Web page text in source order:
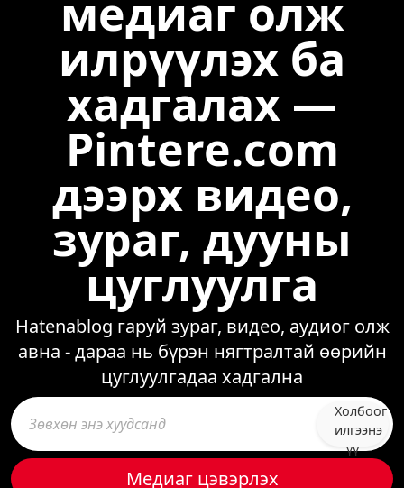
медиаг олж
илрүүлэх ба
хадгалах —
Pintere.com
дээрх видео,
зураг, дууны
цуглуулга
Hatenablog гаруй зураг, видео, аудиог олж
авна - дараа нь бүрэн нягтралтай өөрийн
цуглуулгадаа хадгална
Холбоог
илгээнэ
үү
Медиаг цэвэрлэх